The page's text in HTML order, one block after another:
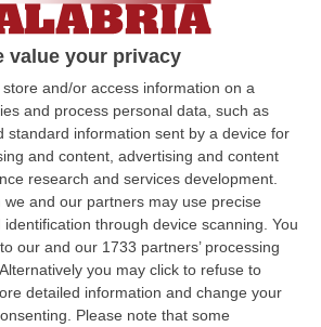
value your privacy
store and/or access information on a
and process personal data, such as
standard information sent by a device for
and content, advertising and content
research and services development.
and our partners may use precise
through device scanning. You
our and our 1733 partners’ processing
you may click to refuse to
detailed information and change your
Please note that some
raccomanda il Pollino per le
Guides” del sito
un servizio alle piste meno
di massa. Tappa in
22 – 10:54